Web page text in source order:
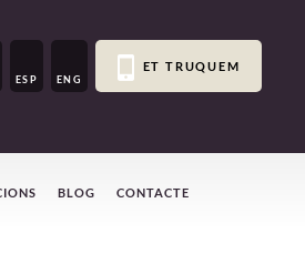
ESP ENG
ET TRUQUEM
BLOG CONTACTE